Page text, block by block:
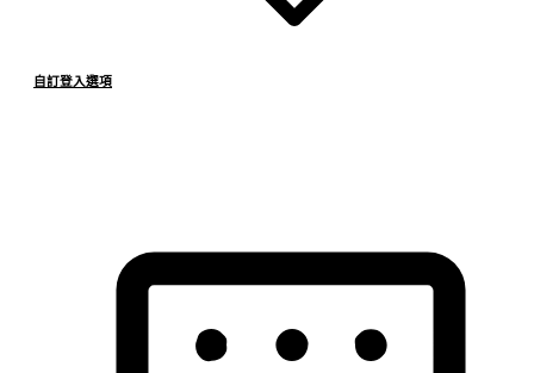
自訂登入選項